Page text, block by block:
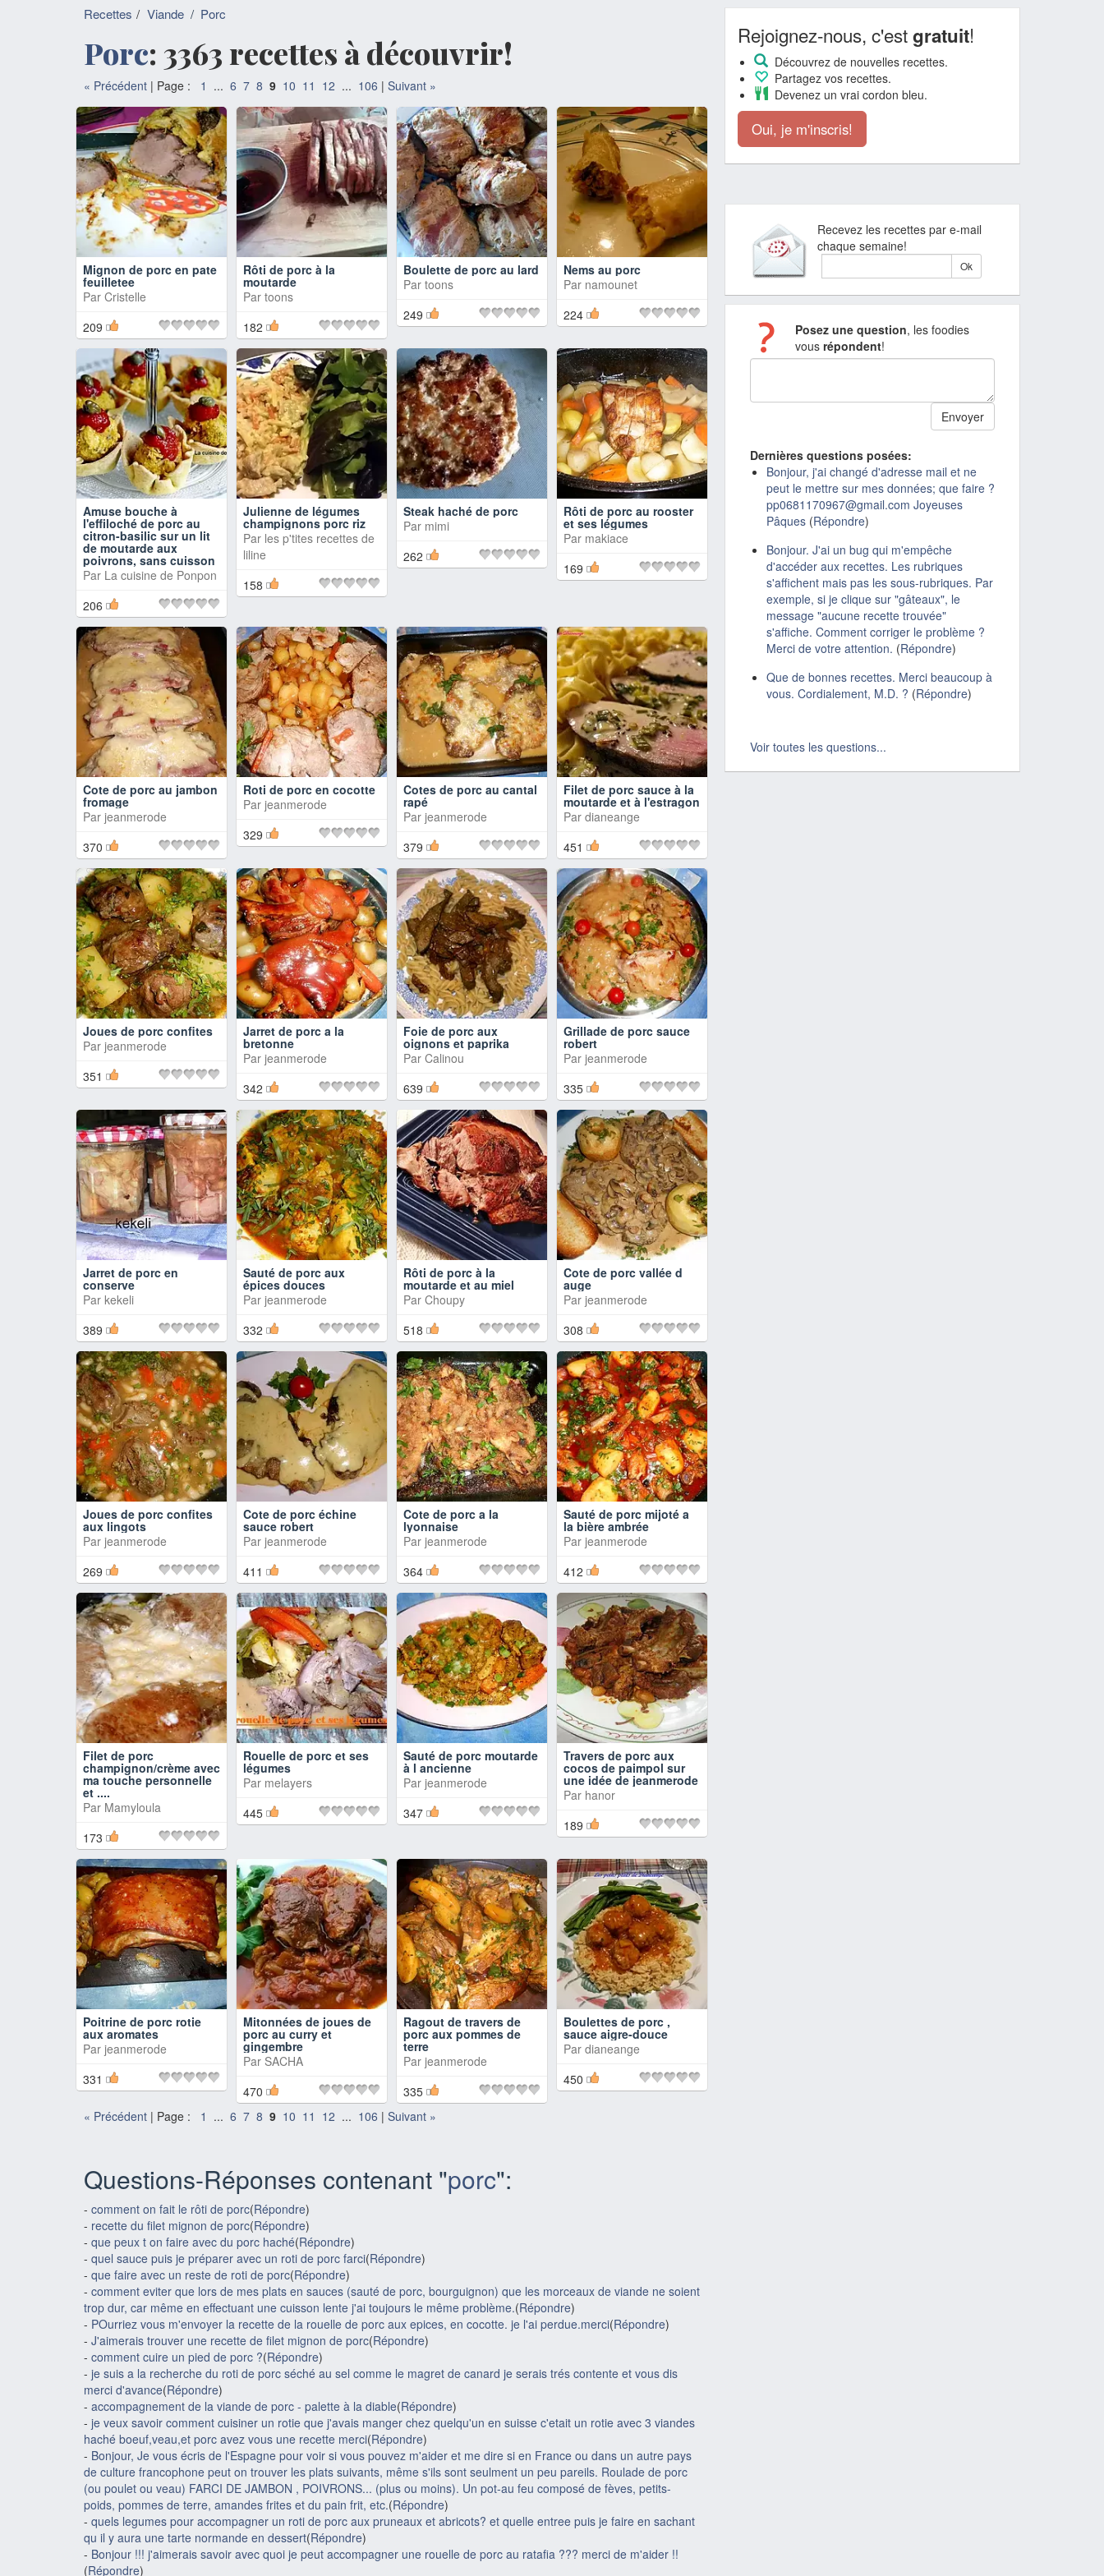
Recettes Viande / Porc
Porc: 3363 recettes à découvrir!
« Précédent | Page : 1 ... 6 7 8 9 10 11 12 ... 106 | Suivant »
Mignon de porc en pate
feuilletee
Par Cristelle
209
Rôti de porc à la
moutarde
Par toons
182
Boulette de porc au lard
Par toons
249
Nems au porc
Par namounet
224
Amuse bouche à
l'effiloché de porc au
citron-basilic sur un lit
de moutarde aux
poivrons, sans cuisson
Par La cuisine de Ponpon
206
Julienne de légumes
champignons porc riz
Par les p'tites recettes de
liline
158
Steak haché de porc
Par mimi
262
Rôti de porc au rooster
et ses légumes
Par makiace
169
Cote de porc au jambon
fromage
Par jeanmerode
370
Roti de porc en cocotte
Par jeanmerode
329
Cotes de porc au cantal
rapé
Par jeanmerode
379
Filet de porc sauce à la
moutarde et à l'estragon
Par dianeange
451
Joues de porc confites
Par jeanmerode
351
Jarret de porc a la
bretonne
Par jeanmerode
342
Foie de porc aux
oignons et paprika
Par Calinou
639
Grillade de porc sauce
robert
Par jeanmerode
335
Jarret de porc en
conserve
Par kekeli
389
Sauté de porc aux
épices douces
Par jeanmerode
332
Rôti de porc à la
moutarde et au miel
Par Choupy
518
Cote de porc vallée d
auge
Par jeanmerode
308
Joues de porc confites
aux lingots
Par jeanmerode
269
Cote de porc échine
sauce robert
Par jeanmerode
411
Cote de porc a la
lyonnaise
Par jeanmerode
364
Sauté de porc mijoté a
la bière ambrée
Par jeanmerode
412
Filet de porc
champignon/crème avec
ma touche personnelle
et ....
Par Mamyloula
173
Rouelle de porc et ses
légumes
Par melayers
445
Sauté de porc moutarde
à l ancienne
Par jeanmerode
347
Travers de porc aux
cocos de paimpol sur
une idée de jeanmerode
Par hanor
189
Poitrine de porc rotie
aux aromates
Par jeanmerode
331
Mitonnées de joues de
porc au curry et
gingembre
Par SACHA
470
Ragout de travers de
porc aux pommes de
terre
Par jeanmerode
335
Boulettes de porc ,
sauce aigre-douce
Par dianeange
450
« Précédent | Page : 1 ... 6 7 8 9 10 11 12 ... 106 | Suivant »
Questions-Réponses contenant "porc":
- comment on fait le rôti de porc(Répondre)
- recette du filet mignon de porc(Répondre)
- que peux t on faire avec du porc haché(Répondre)
- quel sauce puis je préparer avec un roti de porc farci(Répondre)
- que faire avec un reste de roti de porc(Répondre)
- comment eviter que lors de mes plats en sauces (sauté de porc, bourguignon) que les morceaux de viande ne soient
trop dur, car même en effectuant une cuisson lente j'ai toujours le même problème.(Répondre)
- POurriez vous m'envoyer la recette de la rouelle de porc aux epices, en cocotte. je l'ai perdue.merci(Répondre)
- J'aimerais trouver une recette de filet mignon de porc(Répondre)
- comment cuire un pied de porc ?(Répondre)
- je suis a la recherche du roti de porc séché au sel comme le magret de canard je serais trés contente et vous dis
merci d'avance(Répondre)
- accompagnement de la viande de porc - palette à la diable(Répondre)
- je veux savoir comment cuisiner un rotie que j'avais manger chez quelqu'un en suisse c'etait un rotie avec 3 viandes
haché boeuf,veau,et porc avez vous une recette merci(Répondre)
- Bonjour, Je vous écris de l'Espagne pour voir si vous pouvez m'aider et me dire si en France ou dans un autre pays
de culture francophone peut on trouver les plats suivants, même s'ils sont seulment un peu pareils. Roulade de porc
(ou poulet ou veau) FARCI DE JAMBON , POIVRONS... (plus ou moins). Un pot-au feu composé de fèves, petits-
poids, pommes de terre, amandes frites et du pain frit, etc.(Répondre)
- quels legumes pour accompagner un roti de porc aux pruneaux et abricots? et quelle entree puis je faire en sachant
qu il y aura une tarte normande en dessert(Répondre)
- Bonjour !!! j'aimerais savoir avec quoi je peut accompagner une rouelle de porc au ratafia ??? merci de m'aider !!
(Répondre)
Rejoignez-nous, c'estgratuit!
Découvrez de nouvelles recettes.
Partagez vos recettes.
Devenez un vrai cordon bleu.
Oui, je m'inscris!
Recevez les recettes par e-mail
chaque semaine!
Posez une question, les foodies
vous répondent!
Dernières questions posées:
Bonjour, j'ai changé d'adresse mail et ne
peut le mettre sur mes données; que faire ?
pp0681170967@gmail.com Joyeuses
Pâques (Répondre)
Bonjour. J'ai un bug qui m'empêche
d'accéder aux recettes. Les rubriques
s'affichent mais pas les sous-rubriques. Par
exemple, si je clique sur "gâteaux", le
message "aucune recette trouvée"
s'affiche. Comment corriger le problème ?
Merci de votre attention. (Répondre)
Que de bonnes recettes. Merci beaucoup à
vous. Cordialement, M.D. ? (Répondre)
Voir toutes les questions...